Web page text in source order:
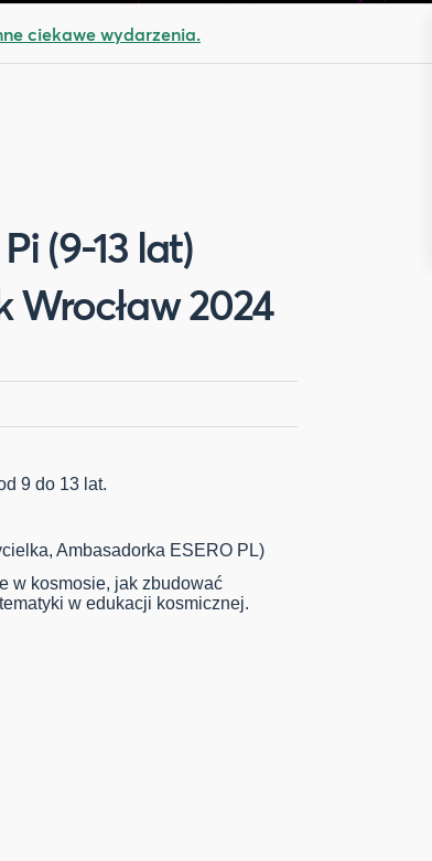
ciekawe wydarzenia.
(9-13 lat)
Wrocław 2024
9 do 13 lat.
Ambasadorka ESERO PL)
w kosmosie, jak zbudować
w edukacji kosmicznej.